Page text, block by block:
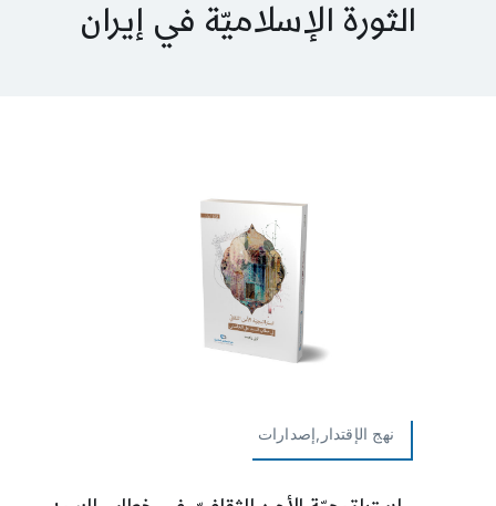
الثورة الإسلاميّة في إيران
نهج الإقتدار,إصدارات